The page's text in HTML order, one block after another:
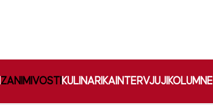
ZANIMIVOSTI KULINARIKA INTERVJUJI KOLUMNE